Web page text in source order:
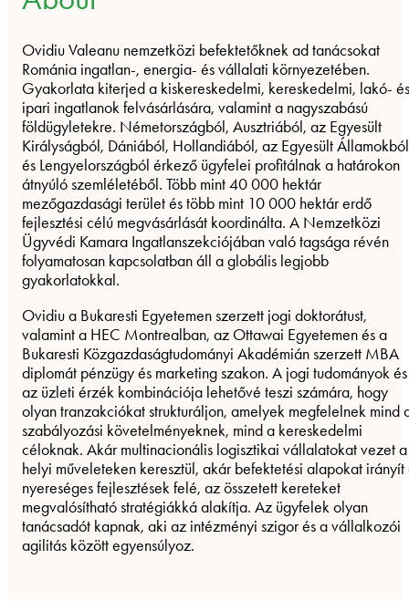
Ovidiu Valeanu nemzetközi befektetőknek ad tanácsokat
Románia ingatlan-, energia- és vállalati környezetében.
Gyakorlata kiterjed a kiskereskedelmi, kereskedelmi, lakó- és
ipari ingatlanok felvásárlására, valamint a nagyszabású
földügyletekre. Németországból, Ausztriából, az Egyesült
Királyságból, Dániából, Hollandiából, az Egyesült Államokból
és Lengyelországból érkező ügyfelei profitálnak a határokon
átnyúló szemléletéből. Több mint 40 000 hektár
mezőgazdasági terület és több mint 10 000 hektár erdő
fejlesztési célú megvásárlását koordinálta. A Nemzetközi
Ügyvédi Kamara Ingatlanszekciójában való tagsága révén
folyamatosan kapcsolatban áll a globális legjobb
gyakorlatokkal.
Ovidiu a Bukaresti Egyetemen szerzett jogi doktorátust,
valamint a HEC Montrealban, az Ottawai Egyetemen és a
Bukaresti Közgazdaságtudományi Akadémián szerzett MBA
diplomát pénzügy és marketing szakon. A jogi tudományok és
az üzleti érzék kombinációja lehetővé teszi számára, hogy
olyan tranzakciókat strukturáljon, amelyek megfelelnek mind
szabályozási követelményeknek, mind a kereskedelmi
céloknak. Akár multinacionális logisztikai vállalatokat vezet a
helyi műveleteken keresztül, akár befektetési alapokat irányít
nyereséges fejlesztések felé, az összetett kereteket
megvalósítható stratégiákká alakítja. Az ügyfelek olyan
tanácsadót kapnak, aki az intézményi szigor és a vállalkozói
agilitás között egyensúlyoz.